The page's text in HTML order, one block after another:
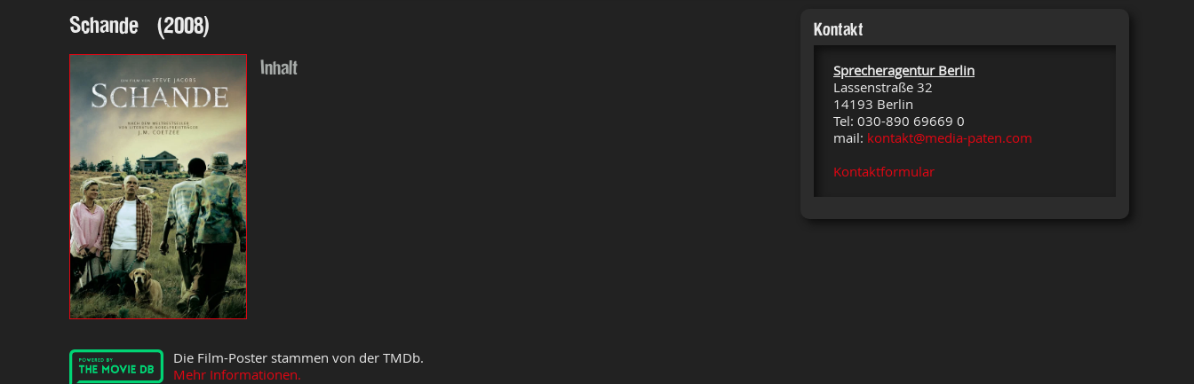
Schande (2008)
Inhalt
Die Film-Poster stammen von der TMDb.
Mehr Informationen.
Kontakt
Sprecheragentur Berlin
Lassenstraße 32
14193 Berlin
Tel: 030-890 69669 0
mail: kontakt@media-paten.com
Kontaktformular